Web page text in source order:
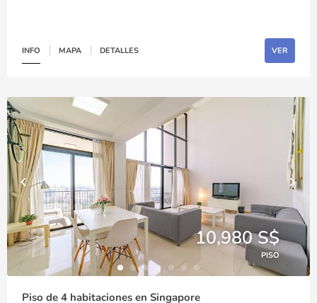
INFO MAPA DETALLES VER
10,980 S$
PISO
Piso de 4 habitaciones en Singapore